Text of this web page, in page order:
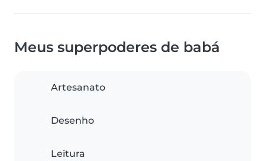
Meus superpoderes de babá
Artesanato
Desenho
Leitura